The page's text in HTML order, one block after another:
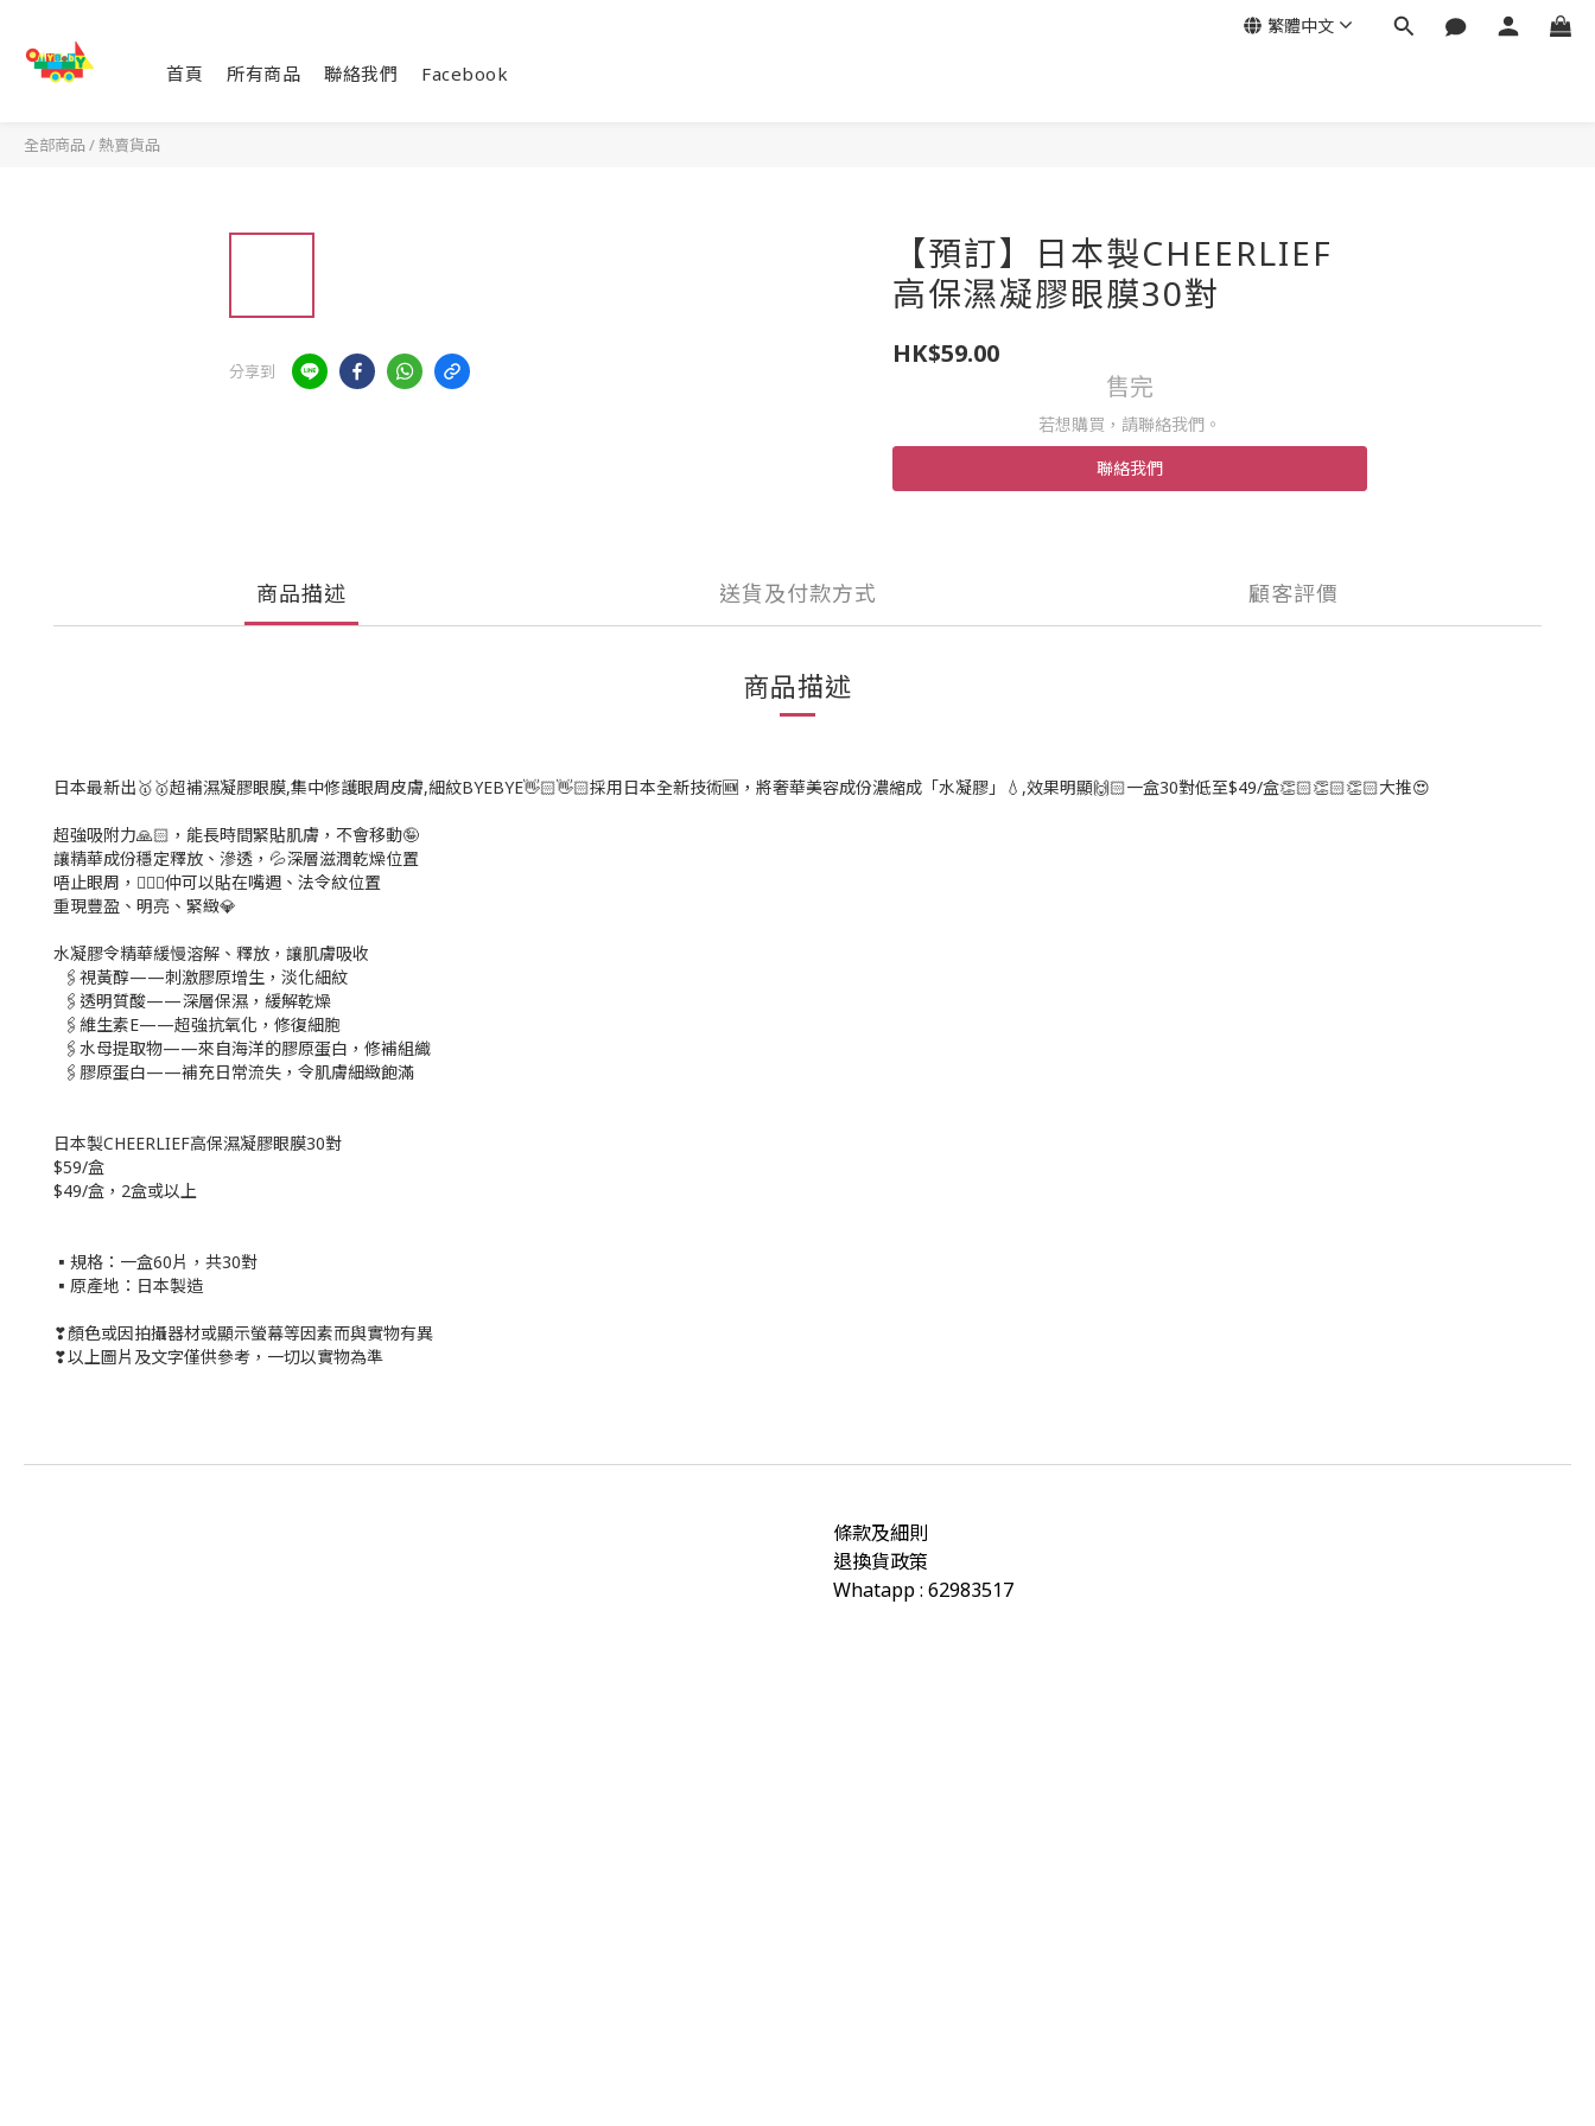
首頁 所有商品 聯絡我們 Facebook
繁體中文
全部商品 /熱賣貨品
分享到
【預訂】日本製CHEERLIEF
高保濕凝膠眼膜30對
HK$59.00
售完
若想購買，請聯絡我們。
聯絡我們
商品描述 送貨及付款方式 顧客評價
商品描述
日本最新出🥇🥇超補濕凝膠眼膜,集中修護眼周皮膚,細紋BYEBYE👋🏻👋🏻採用日本全新技術🆕，將奢華美容成份濃縮成「水凝膠」💧,效果明顯🙌🏻一盒30對低至$49/盒👏🏻👏🏻👏🏻大推😍
超強吸附力🙏🏻，能長時間緊貼肌膚，不會移動🤪
讓精華成份穩定釋放、滲透，💦深層滋潤乾燥位置
唔止眼周，💁🏻‍♀仲可以貼在嘴週、法令紋位置
重現豐盈、明亮、緊緻💎
水凝膠令精華緩慢溶解、釋放，讓肌膚吸收
🖇視黃醇——刺激膠原增生，淡化細紋
🖇透明質酸——深層保濕，緩解乾燥
🖇維生素E——超強抗氧化，修復細胞
🖇水母提取物——來自海洋的膠原蛋白，修補組織
🖇膠原蛋白——補充日常流失，令肌膚細緻飽滿
日本製CHEERLIEF高保濕凝膠眼膜30對
$59/盒
$49/盒，2盒或以上
▪規格：一盒60片，共30對
▪原產地：日本製造
❣顏色或因拍攝器材或顯示螢幕等因素而與實物有異
❣以上圖片及文字僅供參考，一切以實物為準
條款及細則
退換貨政策
Whatapp : 62983517